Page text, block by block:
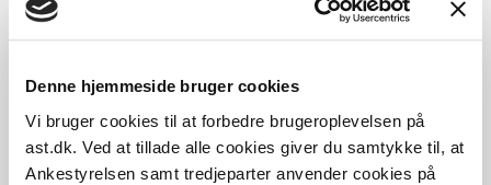
Denne hjemmeside bruger cookies
Vi bruger cookies til at forbedre brugeroplevelsen på
ast.dk. Ved at tillade alle cookies giver du samtykke til, at
Ankestyrelsen samt tredjeparter anvender cookies på
Offentliggørelsesdato